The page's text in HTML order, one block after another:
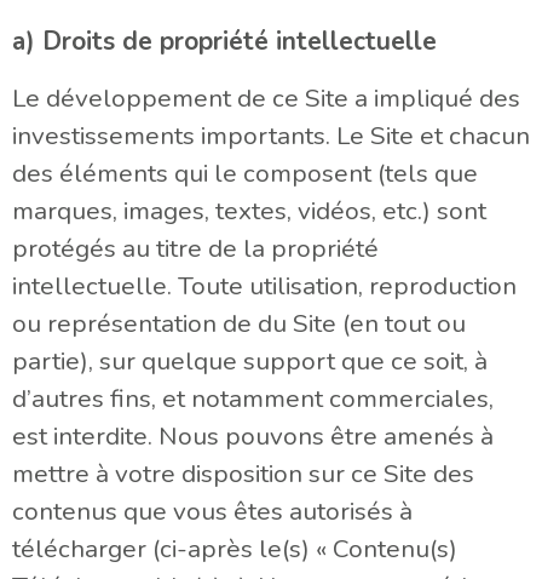
a) Droits de propriété intellectuelle
Le développement de ce Site a impliqué des
investissements importants. Le Site et chacun
des éléments qui le composent (tels que
marques, images, textes, vidéos, etc.) sont
protégés au titre de la propriété
intellectuelle. Toute utilisation, reproduction
ou représentation de du Site (en tout ou
partie), sur quelque support que ce soit, à
d’autres fins, et notamment commerciales,
est interdite. Nous pouvons être amenés à
mettre à votre disposition sur ce Site des
contenus que vous êtes autorisés à
télécharger (ci-après le(s) « Contenu(s)